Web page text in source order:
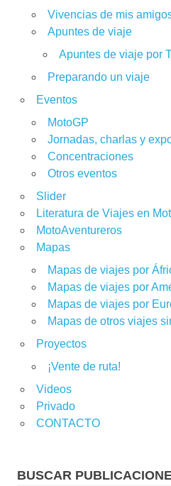
Vivencias de mis
Apuntes de viaje
Apuntes de viaje por
Preparando un viaje
Eventos
MotoGP
Jornadas, charlas y
Concentraciones
Otros eventos
Slider
Literatura de Viajes en
MotoAventureros
Mapas
Mapas de viajes por
Mapas de viajes por
Mapas de viajes por
Mapas de otros viajes
Proyectos
¡Vente de ruta!
Videos
Privado
CONTACTO
BUSCAR